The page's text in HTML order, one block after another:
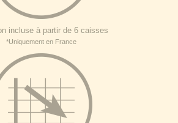
incluse à partir de 6 caisses
*Uniquement en France